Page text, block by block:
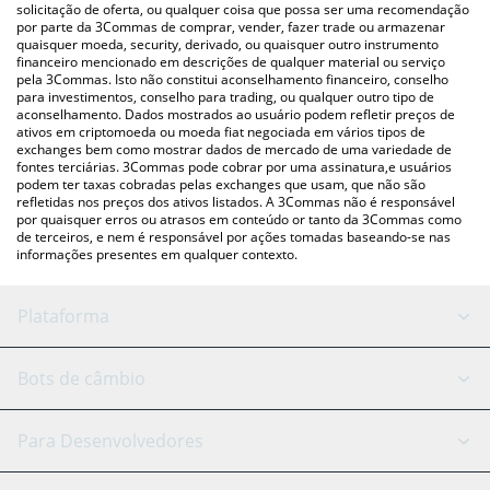
para verificar o último preço de WAVE nas principais moedas fiat
e criptográficas.
solicitação de oferta, ou qualquer coisa que possa ser uma recomendação
por parte da 3Commas de comprar, vender, fazer trade ou armazenar
quaisquer moeda, security, derivado, ou quaisquer outro instrumento
financeiro mencionado em descrições de qualquer material ou serviço
pela 3Commas. Isto não constitui aconselhamento financeiro, conselho
para investimentos, conselho para trading, ou qualquer outro tipo de
aconselhamento. Dados mostrados ao usuário podem refletir preços de
ativos em criptomoeda ou moeda fiat negociada em vários tipos de
exchanges bem como mostrar dados de mercado de uma variedade de
fontes terciárias. 3Commas pode cobrar por uma assinatura,e usuários
podem ter taxas cobradas pelas exchanges que usam, que não são
refletidas nos preços dos ativos listados. A 3Commas não é responsável
por quaisquer erros ou atrasos em conteúdo or tanto da 3Commas como
de terceiros, e nem é responsável por ações tomadas baseando-se nas
informações presentes em qualquer contexto.
Plataforma
Bot GRID
Signal Bot
Assistente de IA
Bots de câmbio
Binance
Para Desenvolvedores